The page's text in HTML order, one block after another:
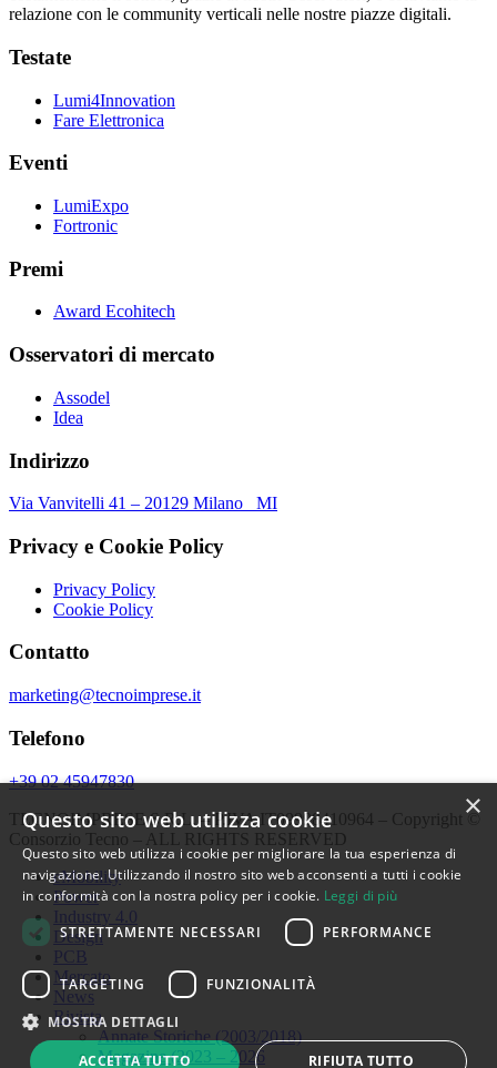
relazione con le community verticali nelle nostre piazze digitali.
Testate
Lumi4Innovation
Fare Elettronica
Eventi
LumiExpo
Fortronic
Premi
Award Ecohitech
Osservatori di mercato
Assodel
Idea
Indirizzo
Via Vanvitelli 41 – 20129 Milano MI
Privacy e Cookie Policy
Privacy Policy
Cookie Policy
Contatto
marketing@tecnoimprese.it
Telefono
+39 02 45947830
TECNOIMPRESE S.R.L. – P.IVA IT09998410964 – Copyright ©
Consorzio Tecno – ALL RIGHTS RESERVED
eMobility
Power
Industry 4.0
Design
PCB
Mercato
News
Rivista
Annate Storiche (2003/2018)
Magazine (2023 – 2026
×
Questo sito web utilizza cookie
Questo sito web utilizza i cookie per migliorare la tua esperienza di
navigazione. Utilizzando il nostro sito web acconsenti a tutti i cookie
in conformità con la nostra policy per i cookie. Leggi di più
STRETTAMENTE NECESSARI
PERFORMANCE
TARGETING FUNZIONALITÀ
MOSTRA DETTAGLI
ACCETTA TUTTO RIFIUTA TUTTO